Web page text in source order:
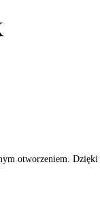
otworzeniem.